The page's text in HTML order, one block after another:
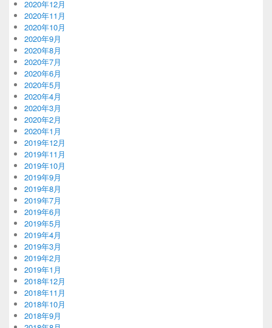
2020年12月
2020年11月
2020年10月
2020年9月
2020年8月
2020年7月
2020年6月
2020年5月
2020年4月
2020年3月
2020年2月
2020年1月
2019年12月
2019年11月
2019年10月
2019年9月
2019年8月
2019年7月
2019年6月
2019年5月
2019年4月
2019年3月
2019年2月
2019年1月
2018年12月
2018年11月
2018年10月
2018年9月